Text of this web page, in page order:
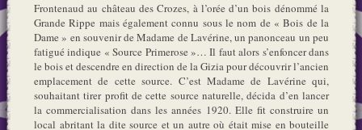
Frontenaud au château des Crozes, à l’orée d’un bois dénommé la
Grande Rippe mais également connu sous le nom de « Bois de la
Dame » en souvenir de Madame de Lavérine, un panonceau un peu
fatigué indique « Source Primerose »… Il faut alors s’enfoncer dans
le bois et descendre en direction de la Gizia pour découvrir l’ancien
emplacement de cette source. C’est Madame de Lavérine qui,
souhaitant tirer profit de cette source naturelle, décida d’en lancer
la commercialisation dans les années 1920. Elle fit construire un
local abritant la dite source et un autre où était mise en bouteille